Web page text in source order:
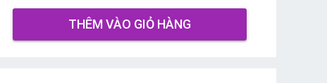
THÊM VÀO GIỎ HÀNG